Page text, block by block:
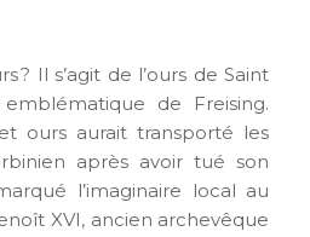
? Il s’agit de l’ours de Saint
de Freising.
ours aurait transporté les
après avoir tué son
l’imaginaire local au
XVI, ancien archevêque